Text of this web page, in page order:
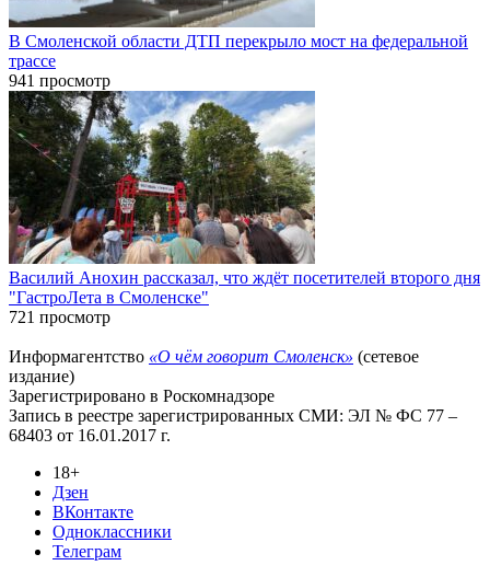
В Смоленской области ДТП перекрыло мост на федеральной
трассе
941 просмотр
Василий Анохин рассказал, что ждёт посетителей второго дня
"ГастроЛета в Смоленске"
721 просмотр
Информагентство «О чём говорит Смоленск» (сетевое
издание)
Зарегистрировано в Роскомнадзоре
Запись в реестре зарегистрированных СМИ: ЭЛ № ФС 77 –
68403 от 16.01.2017 г.
18+
Дзен
ВКонтакте
Одноклассники
Телеграм